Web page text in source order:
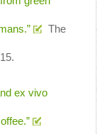
The
ex vivo